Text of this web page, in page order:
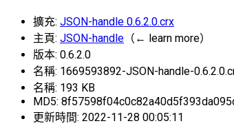
擴充: JSON-handle 0.6.2.0.crx
主頁: JSON-handle （← learn more）
版本: 0.6.2.0
名稱: 1669593892-JSON-handle-
名稱: 193 KB
MD5:
更新時間: 2022-11-28 00:05:11